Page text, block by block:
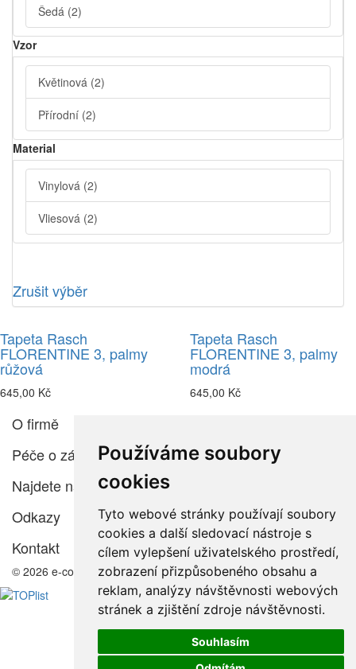
Používáme soubory
cookies
Tyto webové stránky používají soubory
cookies a další sledovací nástroje s
cílem vylepšení uživatelského prostředí,
zobrazení přizpůsobeného obsahu a
reklam, analýzy návštěvnosti webových
stránek a zjištění zdroje návštěvnosti.
Souhlasím
Šedá (2)
Vzor
Květinová (2)
Přírodní (2)
Material
Vinylová (2)
Vliesová (2)
Zrušit výběr
Tapeta Rasch
FLORENTINE 3, palmy
růžová
645,00 Kč
Tapeta Rasch
FLORENTINE 3, palmy
modrá
645,00 Kč
O firmě
Péče o zákazníka
Najdete nás
Odkazy
Kontakt
© 2026 e-color.cz